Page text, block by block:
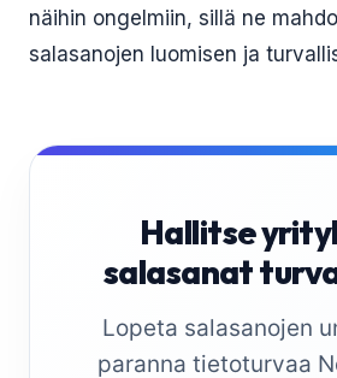
näihin ongelmiin, sillä ne
salasanojen luomisen ja
Hallitse
salasanat
Lopeta salasanojen
paranna tietoturvaa